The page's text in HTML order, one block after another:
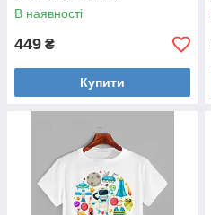
В наявності
449 ₴
Купити